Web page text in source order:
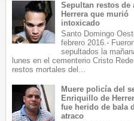
Sepultan restos de
Herrera que murió
intoxicado
Santo Domingo
febrero 2016.-
sepultados la
lunes en el cementerio Cristo
restos mortales del...
Muere policía del
Enriquillo de
fue herido de bala
atraco